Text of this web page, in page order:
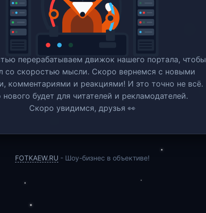
перерабатываем движок нашего портала, чтобы
со скоростью мысли. Скоро вернемся c новыми
комментариями и реакциями! И это точно не всё.
будет для читателей и рекламодателей.
Скоро увидимся, друзья 👀
FOTKAEW.RU - Шоу-бизнес в объективе!